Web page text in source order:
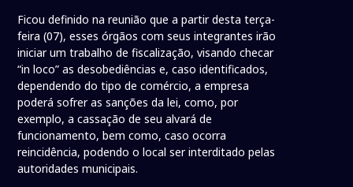
Ficou definido na reunião que a partir desta terça-
feira (07), esses órgãos com seus integrantes irão
iniciar um trabalho de fiscalização, visando checar
“in loco” as desobediências e, caso identificados,
dependendo do tipo de comércio, a empresa
poderá sofrer as sanções da lei, como, por
exemplo, a cassação de seu alvará de
funcionamento, bem como, caso ocorra
reincidência, podendo o local ser interditado pelas
autoridades municipais.